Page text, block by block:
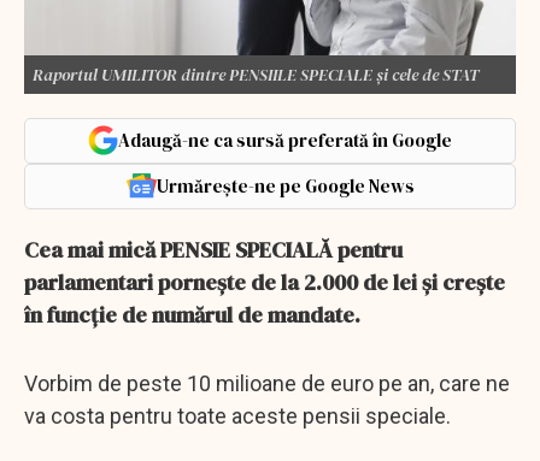
Raportul UMILITOR dintre PENSIILE SPECIALE și cele de STAT
Adaugă-ne ca sursă preferată în Google
Urmărește-ne pe Google News
Cea mai mică PENSIE SPECIALĂ pentru
parlamentari pornește de la 2.000 de lei și crește
în funcție de numărul de mandate.
Vorbim de peste 10 milioane de euro pe an, care ne
va costa pentru toate aceste pensii speciale.